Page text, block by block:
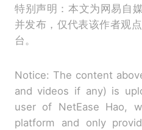
特别声明：本文为网易自
并发布，仅代表该作者观
台。
Notice: The content
and videos if any) is
user of NetEase Hao,
platform and only